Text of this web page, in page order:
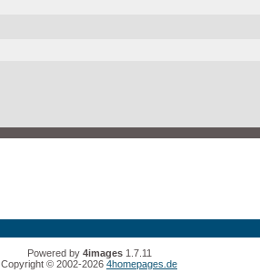
Powered by 4images1.7.11
Copyright © 2002-2026 4homepages.de